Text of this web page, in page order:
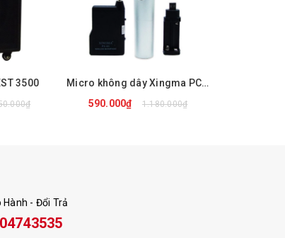
3500
Micro không dây Xingma PC-K3
590.000₫
1.180.000₫
Hành - Đổi Trả